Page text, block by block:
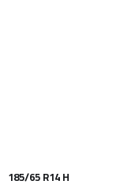
185/65 R14 H